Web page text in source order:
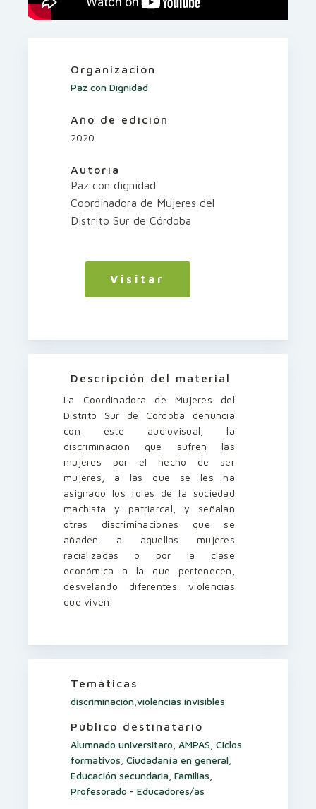
Organización
Paz con Dignidad
Año de edición
2020
Autoría
Paz con dignidad
Coordinadora de Mujeres del
Distrito Sur de Córdoba
Visitar
Descripción del material
La Coordinadora de Mujeres del
Distrito Sur de Córdoba denuncia
con este audiovisual, la
discriminación que sufren las
mujeres por el hecho de ser
mujeres, a las que se les ha
asignado los roles de la sociedad
machista y patriarcal, y señalan
otras discriminaciones que se
añaden a aquellas mujeres
racializadas o por la clase
económica a la que pertenecen,
desvelando diferentes violencias
que viven
Temáticas
discriminación violencias invisibles
Público destinatario
Alumnado universitaro AMPAS Ciclos
formativos Ciudadanía en general
Educación secundaria Familias
Profesorado - Educadores/as